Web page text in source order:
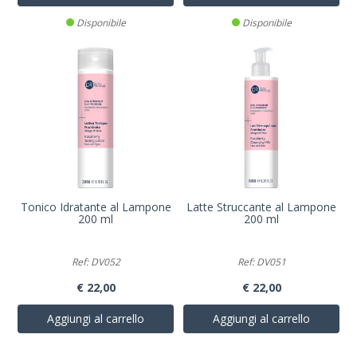
Disponibile Disponibile
Tonico Idratante al Lampone
200 ml
Ref: DV052
€ 22,00
Aggiungi al carrello
Latte Struccante al Lampone
200 ml
Ref: DV051
€ 22,00
Aggiungi al carrello